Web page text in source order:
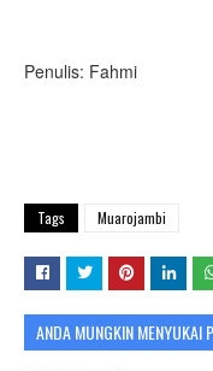
Penulis: Fahmi
Tags Muarojambi
ANDA MUNGKIN MENYUKAI